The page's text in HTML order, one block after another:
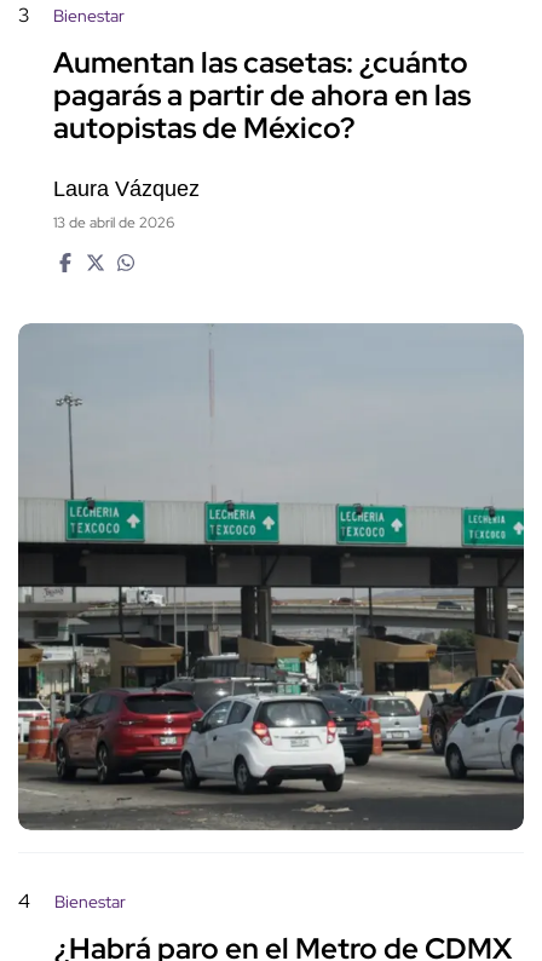
3 Bienestar
Aumentan las casetas: ¿cuánto
pagarás a partir de ahora en las
autopistas de México?
Laura Vázquez
13 de abril de 2026
4 Bienestar
¿Habrá paro en el Metro de CDMX